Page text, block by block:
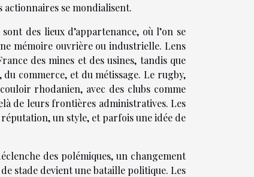
actionnaires se mondialisent.
des lieux d’appartenance, où l’on se
mémoire ouvrière ou industrielle. Lens
des mines et des usines, tandis que
commerce, et du métissage. Le rugby,
rhodanien, avec des clubs comme
de leurs frontières administratives. Les
un style, et parfois une idée de
des polémiques, un changement
stade devient une bataille politique. Les